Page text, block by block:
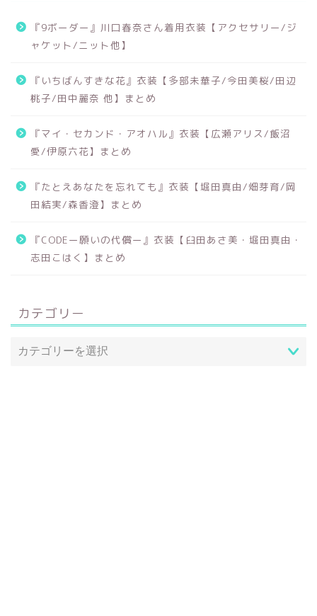
『9ボーダー』川口春奈さん着用衣装【アクセサリー/ジ
ャケット/ニット他】
『いちばんすきな花』衣装【多部未華子/今田美桜/田辺
桃子/田中麗奈 他】まとめ
『マイ・セカンド・アオハル』衣装【広瀬アリス/飯沼
愛/伊原六花】まとめ
『たとえあなたを忘れても』衣装【堀田真由/畑芽育/岡
田結実/森香澄】まとめ
『CODEー願いの代償ー』衣装【臼田あさ美・堀田真由・
志田こはく】まとめ
カテゴリー